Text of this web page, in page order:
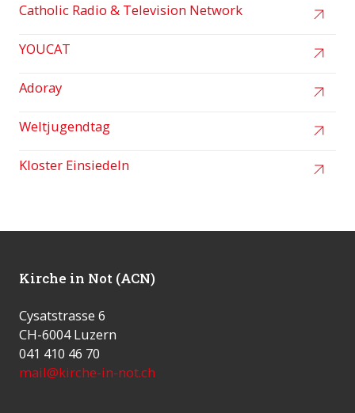
Catholic Radio & Television Network
YOUCAT
Adoray
Weltjugendtag
Kloster Einsiedeln
Kirche in Not (ACN)
Cysatstrasse 6
CH-6004 Luzern
041 410 46 70
mail@kirche-in-not.ch